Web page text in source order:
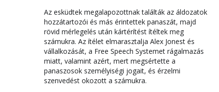
Az esküdtek megalapozottnak találták az áldozatok
hozzátartozói és más érintettek panaszát, majd
rövid mérlegelés után kártérítést ítéltek meg
számukra. Az ítélet elmarasztalja Alex Jonest és
vállalkozását, a Free Speech Systemet rágalmazás
miatt, valamint azért, mert megsértette a
panaszosok személyiségi jogait, és érzelmi
szenvedést okozott a számukra.